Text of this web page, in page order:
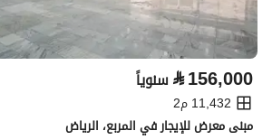
⃁156,000 سنوياً
11,432 م2
مبنى معرض للإيجار في المربع، الرياض